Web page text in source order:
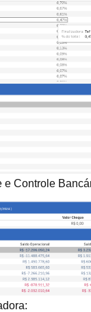
e Controle